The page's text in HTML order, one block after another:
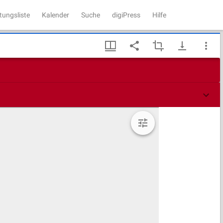
Kalender Suche digiPress Hilfe